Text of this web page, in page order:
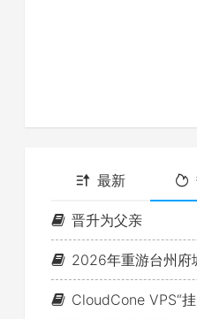
最新
晋升为父亲
2026年重游台州府
CloudCone VPS“挂了